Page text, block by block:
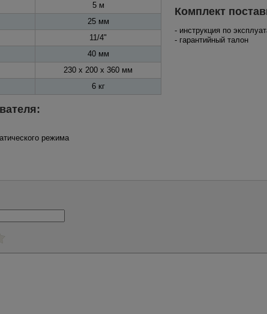
5 м
25 мм
11/4"
40 мм
230 х 200 х 360 мм
6 кг
Комплект
- инструкция по
- гарантийный талон
режима